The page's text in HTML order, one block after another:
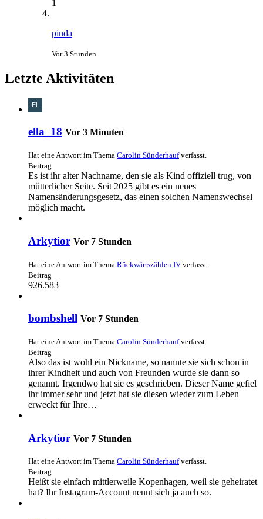
1
pinda
Vor 3 Stunden
Letzte Aktivitäten
ella_18 Vor 3 Minuten
Hat eine Antwort im Thema Carolin Sünderhaufverfasst.
Beitrag
Es ist ihr alter Nachname, den sie als Kind offiziell trug, von
mütterlicher Seite. Seit 2025 gibt es ein neues
Namensänderungsgesetz, das einen solchen Namenswechsel
möglich macht.
Arkytior Vor 7 Stunden
Hat eine Antwort im Thema Rückwärtszählen IV verfasst.
Beitrag
926.583
bombshell Vor 7 Stunden
Hat eine Antwort im Thema Carolin Sünderhaufverfasst.
Beitrag
Also das ist wohl ein Nickname, so nannte sie sich schon in
ihrer Kindheit und auch von Freunden wurde sie dann so
genannt. Irgendwo hat sie es geschrieben. Dieser Name gefiel
ihr immer sehr und jetzt hat sie diesen wieder zum Leben
erweckt für Ihre…
Arkytior Vor 7 Stunden
Hat eine Antwort im Thema Carolin Sünderhaufverfasst.
Beitrag
Heißt sie einfach mittlerweile Kopenhagen, weil sie geheiratet
hat? Ihr Instagram-Account nennt sich ja auch so.